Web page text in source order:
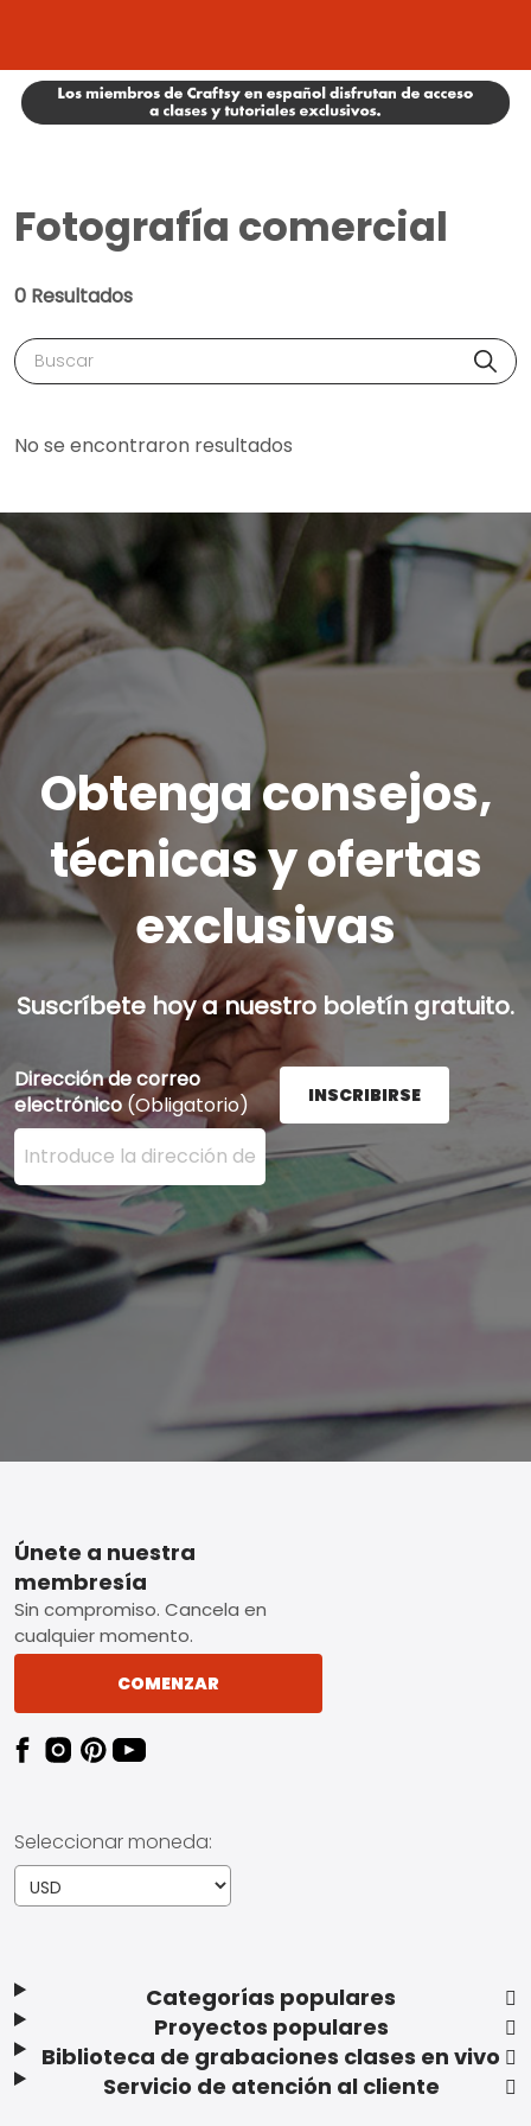
Fotografía comercial
0 Resultados
Buscar
No se encontraron resultados
Obtenga consejos,
técnicas y ofertas
exclusivas
Suscríbete hoy a nuestro boletín gratuito.
Dirección de correo
electrónico (Obligatorio)
Ingrese su dirección de correo electrónico aquí y
INSCRIBIRSE
Footer
Categorías populares
Proyectos populares
Biblioteca de grabaciones clases en vivo
Servicio de atención al cliente
Únete a nuestra
membresía
Sin compromiso. Cancela en
cualquier momento.
COMENZAR
Seleccionar moneda: